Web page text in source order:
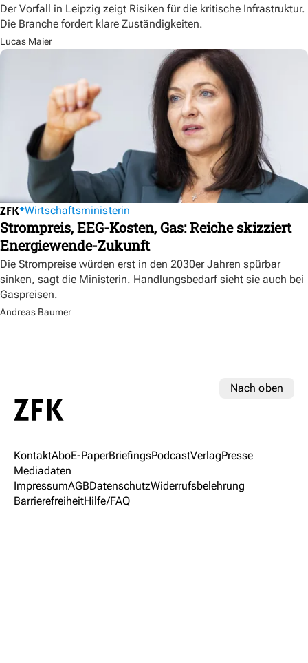
Der Vorfall in Leipzig zeigt Risiken für die kritische Infrastruktur.
Die Branche fordert klare Zuständigkeiten.
Lucas Maier
Wirtschaftsministerin
Strompreis, EEG-Kosten, Gas: Reiche skizziert
Energiewende-Zukunft
Die Strompreise würden erst in den 2030er Jahren spürbar
sinken, sagt die Ministerin. Handlungsbedarf sieht sie auch bei
Gaspreisen.
Andreas Baumer
Nach oben
KontaktAboE-PaperBriefingsPodcastVerlagPresse
Mediadaten
ImpressumAGBDatenschutzWiderrufsbelehrung
BarrierefreiheitHilfe/FAQ